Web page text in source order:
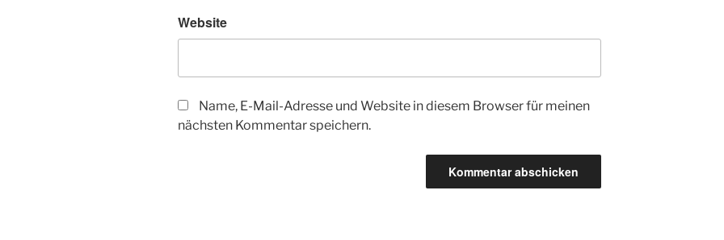
Website
Name, E-Mail-Adresse und Website in diesem Browser für meinen
nächsten Kommentar speichern.